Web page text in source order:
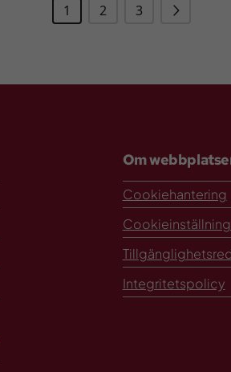
1 2 3 Nästa
Om
Cookiehantering
Integritetspolicy